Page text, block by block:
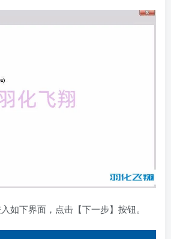
如下界面，点击【下一步】按钮。